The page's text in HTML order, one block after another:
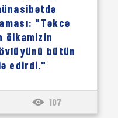
"Təkcə
ölkəmizin
bütün
edirdi."
107